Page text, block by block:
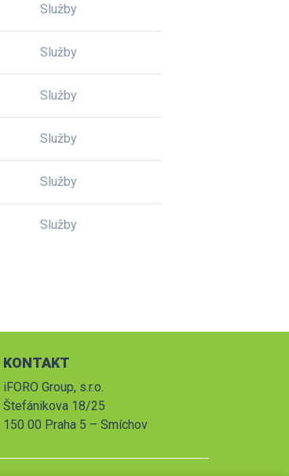
Služby
Služby
Služby
Služby
Služby
Služby
KONTAKT
iFORO Group, s.r.o.
Štefánikova 18/25
150 00 Praha 5 – Smíchov